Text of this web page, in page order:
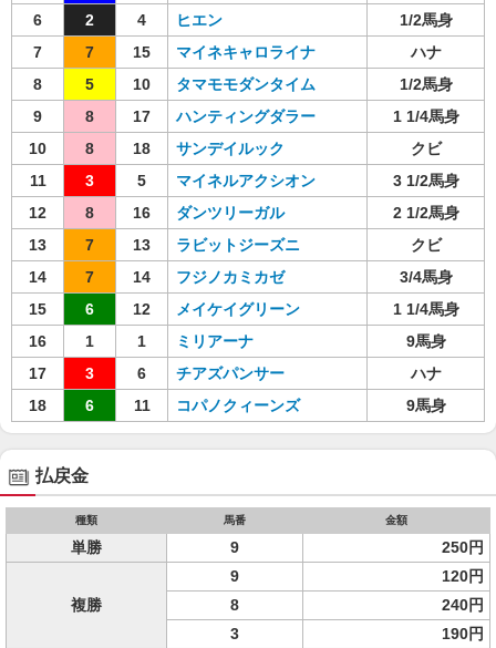
6
2 4 ヒエン
1/2馬身
7
7 15 マイネキャロライナ
ハナ
8
5 10 タマモモダンタイム
1/2馬身
9
8 17 ハンティングダラー
1 1/4馬身
10
8 18 サンデイルック
クビ
11
3 5 マイネルアクシオン
3 1/2馬身
12
8 16 ダンツリーガル
2 1/2馬身
13
7 13 ラビットジーズニ
クビ
14
7 14 フジノカミカゼ
3/4馬身
15
6 12 メイケイグリーン
1 1/4馬身
16
1 1 ミリアーナ
9馬身
17
3 6 チアズパンサー
ハナ
18
6 11 コパノクィーンズ 9馬身
払戻金
種類 馬番 金額
単勝 9 250円
複勝
9
120円
8
240円
3
190円